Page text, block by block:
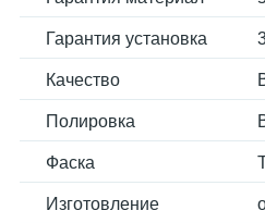
Гарантия установка
Качество
Полировка
Фаска
Изготовление